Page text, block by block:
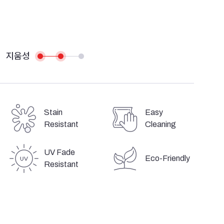
지움성
Stain
Resistant
Easy
Cleaning
UV Fade
Resistant
Eco-Friendly